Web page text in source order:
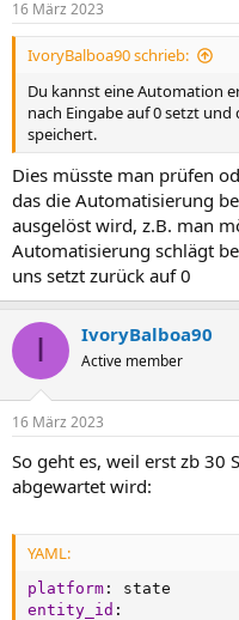
16 März 2023
IvoryBalboa90 schrieb:
Du kannst eine Automation
nach Eingabe auf 0 setzt
speichert.
Dies müsste man prüfen
das die Automatisierung
ausgelöst wird, z.B. man
Automatisierung schlägt
uns setzt zurück auf 0
I IvoryBalboa90
Active member
16 März 2023
So geht es, weil erst zb 30
abgewartet wird:
YAML:
platform :
entity_id :